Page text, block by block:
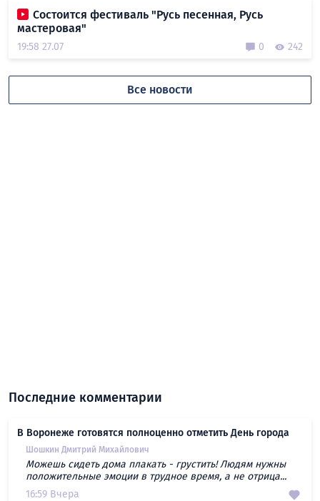
Состоится фестиваль "Русь песенная, Русь
мастеровая"
19:58 27.07 0 242
Все новости
Последние комментарии
В Воронеже готовятся полноценно отметить День города
Шошкин Дмитрий Михайлович
Можешь сидеть дома плакать - грустить! Людям нужны
положительные эмоции в трудное время, а не отрица...
16:59 Вчера